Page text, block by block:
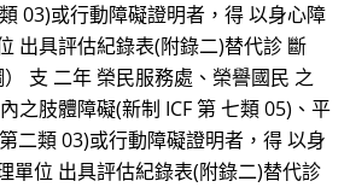
03)或行動障礙證明者，得 以身心障
出具評估紀錄表(附錄二)替代診 斷
支 二年 榮民服務處、榮譽國民 之
之肢體障礙(新制 ICF 第 七類 05)、平
二類 03)或行動障礙證明者，得 以身
單位 出具評估紀錄表(附錄二)替代診